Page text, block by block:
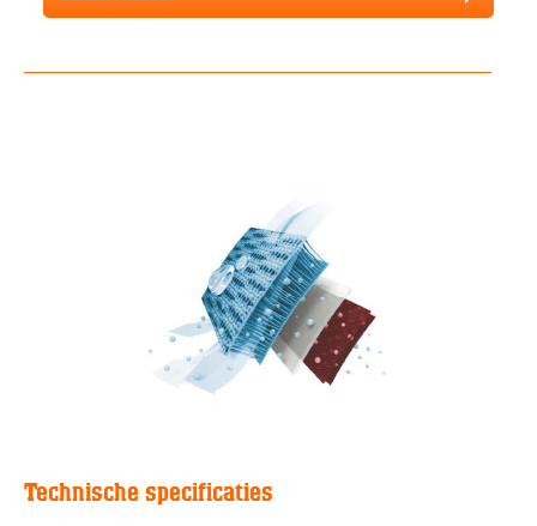
Technische specificaties